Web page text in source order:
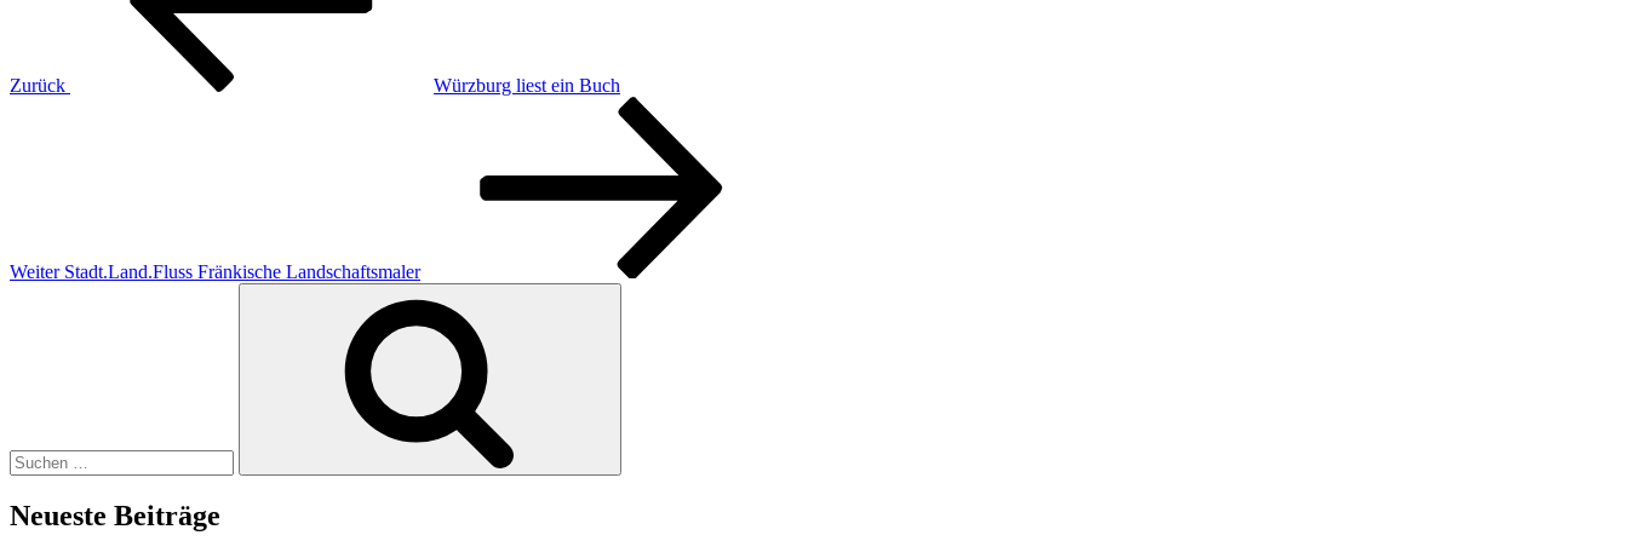
Zurück
Würzburg liest ein Buch
Weiter Stadt.Land.Fluss Fränkische Landschaftsmaler
Neueste Beiträge